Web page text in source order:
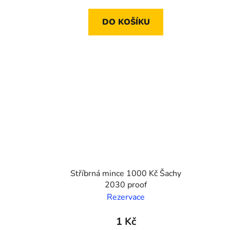
DO KOŠÍKU
Stříbrná mince 1000 Kč Šachy
2030 proof
Rezervace
1 Kč